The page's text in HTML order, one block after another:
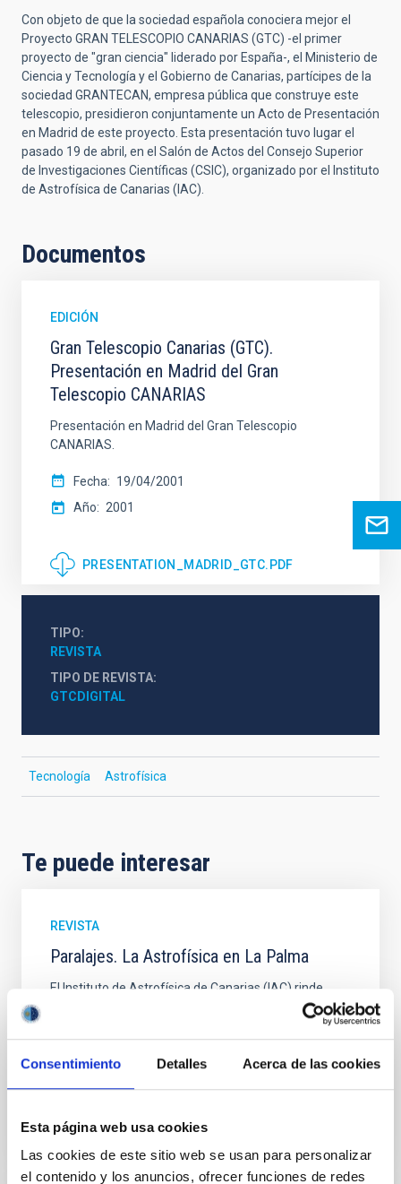
Consentimiento Detalles Acerca de las cookies
Esta página web usa cookies
Las cookies de este sitio web se usan para personalizar
el contenido y los anuncios, ofrecer funciones de redes
Con objeto de que la sociedad española conociera mejor el
Proyecto GRAN TELESCOPIO CANARIAS (GTC) -el primer
proyecto de "gran ciencia" liderado por España-, el Ministerio de
Ciencia y Tecnología y el Gobierno de Canarias, partícipes de la
sociedad GRANTECAN, empresa pública que construye este
telescopio, presidieron conjuntamente un Acto de Presentación
en Madrid de este proyecto. Esta presentación tuvo lugar el
pasado 19 de abril, en el Salón de Actos del Consejo Superior
de Investigaciones Científicas (CSIC), organizado por el Instituto
de Astrofísica de Canarias (IAC).
Documentos
EDICIÓN
Gran Telescopio Canarias (GTC).
Presentación en Madrid del Gran
Telescopio CANARIAS
Presentación en Madrid del Gran Telescopio
CANARIAS.
Fecha
19/04/2001
Año
2001
PRESENTATION_MADRID_GTC.PDF
TIPO
REVISTA
TIPO DE REVISTA
GTCDIGITAL
Tecnología Astrofísica
Te puede interesar
REVISTA
Paralajes. La Astrofísica en La Palma
El Instituto de Astrofísica de Canarias (IAC) rinde
homenaje a la historia de la Astronomía en la isla de
Paralajes que se distribuye tanto en su edición